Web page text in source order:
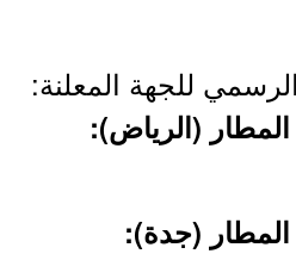
للجهة المعلنة: